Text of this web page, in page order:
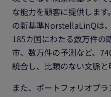
な能力を顧客に提供しま
の新基準NorstellaLinQは
185カ国にわたる数万件の
市、数万件の予測など、
統合し、比類のない文脈と
また、ポートフォリオプ